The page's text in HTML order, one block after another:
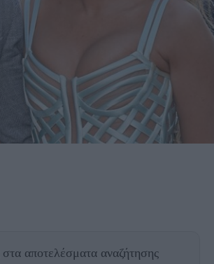
στα αποτελέσματα αναζήτησης